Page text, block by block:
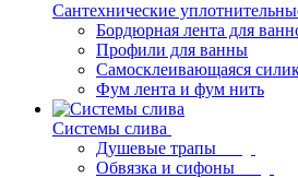
Сантехнические
Бордюрная лента для
Профили для ванны
Самосклеивающаяся
Фум лента и фум нить
Системы слива
Душевые трапы
Обвязка и сифоны